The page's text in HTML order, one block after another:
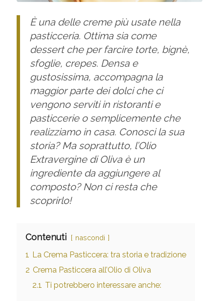
È una delle creme più usate nella
pasticceria. Ottima sia come
dessert che per farcire torte, bignè,
sfoglie, crepes. Densa e
gustosissima, accompagna la
maggior parte dei dolci che ci
vengono serviti in ristoranti e
pasticcerie o semplicemente che
realizziamo in casa. Conosci la sua
storia? Ma soprattutto, l’Olio
Extravergine di Oliva è un
ingrediente da aggiungere al
composto? Non ci resta che
scoprirlo!
Contenuti nascondi
1 La Crema Pasticcera: tra storia e tradizione
2 Crema Pasticcera all’Olio di Oliva
2.1 Ti potrebbero interessare anche: